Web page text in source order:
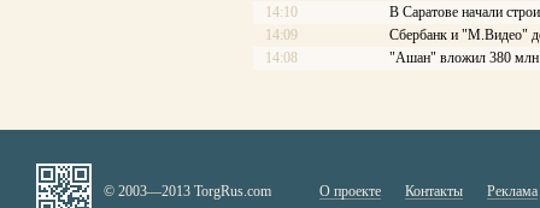
14:10
В Саратове начали
14:09
Сбербанк и "М.Видео"
14:08
"Ашан" вложил 380 млн
© 2003—2013 TorgRus.com О проекте Контакты Реклама